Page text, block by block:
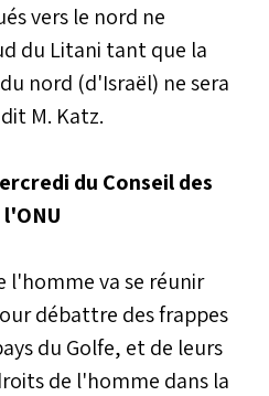
vers le nord ne
du Litani tant que la
nord (d'Israël) ne sera
M. Katz.
du Conseil des
l'homme va se réunir
débattre des frappes
du Golfe, et de leurs
de l'homme dans la